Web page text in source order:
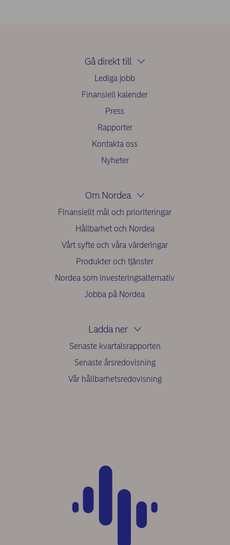
Gå direkt till
Lediga jobb
Finansiell kalender
Press
Rapporter
Kontakta oss
Nyheter
Om Nordea
Finansiellt mål och prioriteringar
Hållbarhet och Nordea
Vårt syfte och våra värderingar
Produkter och tjänster
Nordea som investeringsalternativ
Jobba på Nordea
Ladda ner
Senaste kvartalsrapporten
Senaste årsredovisning
Vår hållbarhetsredovisning